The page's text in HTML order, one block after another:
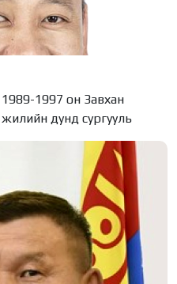
дунд сургууль